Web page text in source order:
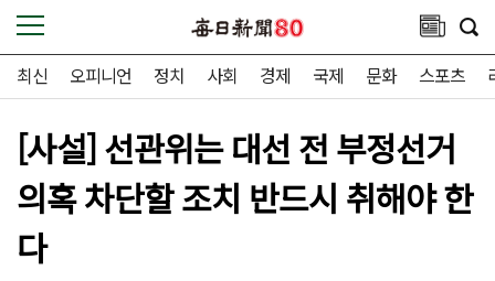
최신 오피니언 정치 사회 경제 국제 문화 스포츠
[사설] 선관위는 대선 전 부정선거
의혹 차단할 조치 반드시 취해야 한
다